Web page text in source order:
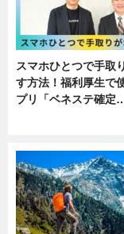
スマホひとつで手取
す方法！福利厚生で
プリ「ベネステ確定